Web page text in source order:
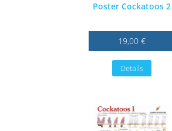
Poster Cockatoos 2
19,00 €
Details